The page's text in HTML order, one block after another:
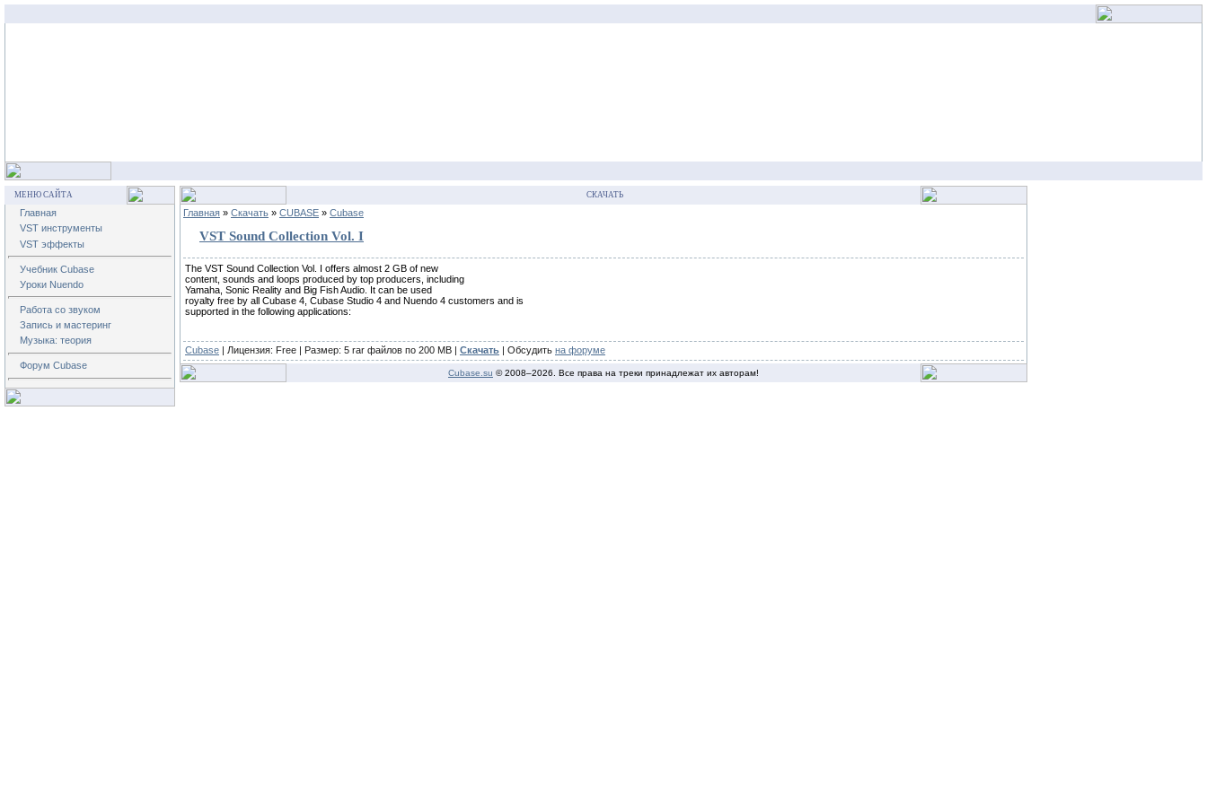
МЕНЮ САЙТА
Главная
VST инструменты
VST эффекты
Учебник Cubase
Уроки Nuendo
Работа со звуком
Запись и мастеринг
Музыка: теория
Форум Cubase
СКАЧАТЬ
Главная » Скачать » CUBASE » Cubase
VST Sound Collection Vol. I
The VST Sound Collection Vol. I offers almost 2 GB of new
content, sounds and loops produced by top producers, including
Yamaha, Sonic Reality and Big Fish Audio. It can be used
royalty free by all Cubase 4, Cubase Studio 4 and Nuendo 4 customers and is
supported in the following applications:
Cubase | Лицензия: Free | Размер: 5 rar файлов по 200 MB | Скачать | Обсудить на форуме
Cubase.su © 2008–2026. Все права на треки принадлежат их авторам!